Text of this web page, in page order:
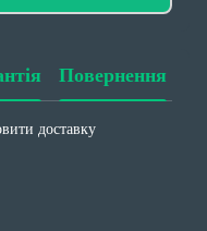
Повернення
доставку